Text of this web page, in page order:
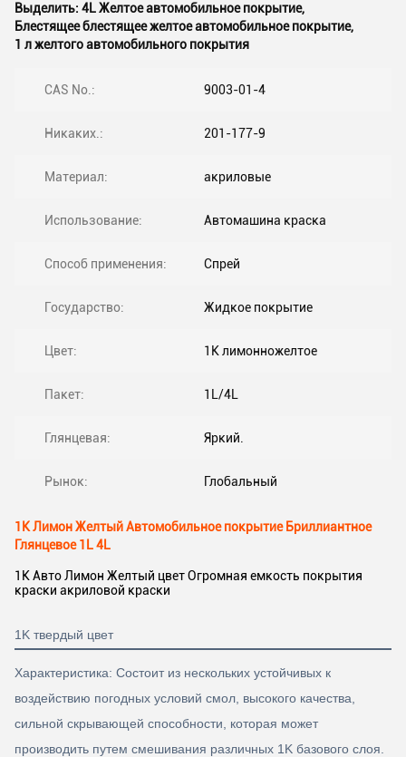
Выделить: 4L Желтое автомобильное покрытие,
Блестящее блестящее желтое автомобильное покрытие,
1 л желтого автомобильного покрытия
CAS No.: 9003-01-4
Никаких.: 201-177-9
Материал: акриловые
Использование: Автомашина краска
Способ применения: Спрей
Государство: Жидкое покрытие
Цвет: 1K лимонножелтое
Пакет: 1L/4L
Глянцевая: Яркий.
Рынок: Глобальный
1K Лимон Желтый Автомобильное покрытие Бриллиантное
Глянцевое 1L 4L
1K Авто Лимон Желтый цвет Огромная емкость покрытия
краски акриловой краски
1K твердый цвет
Характеристика: Состоит из нескольких устойчивых к
воздействию погодных условий смол, высокого качества,
сильной скрывающей способности, которая может
производить путем смешивания различных 1K базового слоя.